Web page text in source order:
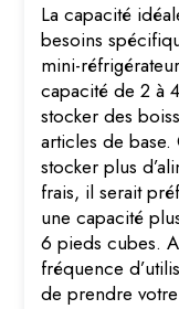
La capacité
besoins
mini-
capacité de 2 à
stocker des
articles de
stocker plus
frais, il serait
une capacité
6 pieds cubes.
fréquence
de prendre